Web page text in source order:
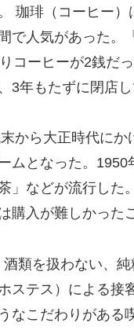
珈琲（コーヒー
で人気があった
コーヒーが2銭だ
3年もたずに閉店し
から大正時代に
ムとなった。
」などが流行した
購入が難しかった
類を扱わない、
ステス）による
なこだわりがある